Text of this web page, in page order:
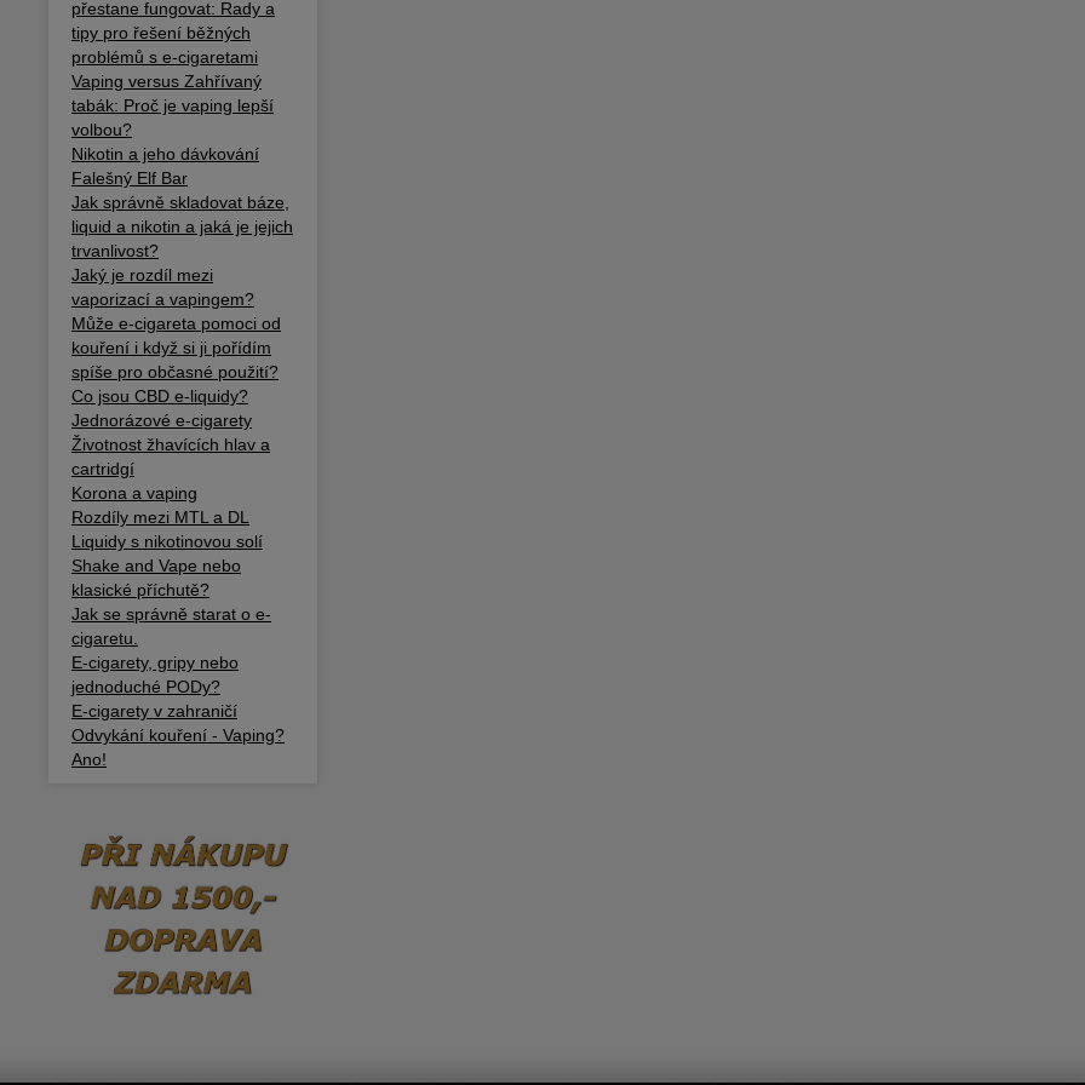
přestane fungovat: Rady a
tipy pro řešení běžných
problémů s e-cigaretami
Vaping versus Zahřívaný
tabák: Proč je vaping lepší
volbou?
Nikotin a jeho dávkování
Falešný Elf Bar
Jak správně skladovat báze,
liquid a nikotin a jaká je jejich
trvanlivost?
Jaký je rozdíl mezi
vaporizací a vapingem?
Může e-cigareta pomoci od
kouření i když si ji pořídím
spíše pro občasné použití?
Co jsou CBD e-liquidy?
Jednorázové e-cigarety
Životnost žhavících hlav a
cartridgí
Korona a vaping
Rozdíly mezi MTL a DL
Liquidy s nikotinovou solí
Shake and Vape nebo
klasické příchutě?
Jak se správně starat o e-
cigaretu.
E-cigarety, gripy nebo
jednoduché PODy?
E-cigarety v zahraničí
Odvykání kouření - Vaping?
Ano!